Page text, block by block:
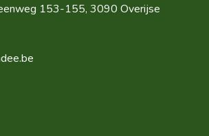
153-155, 3090 Overijse
be